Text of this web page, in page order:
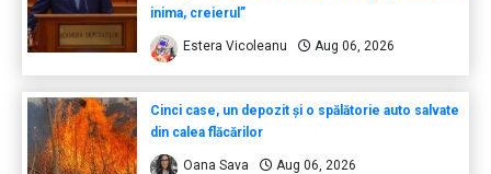
inima, creierul”
Estera Vicoleanu Aug 06, 2026
Cinci case, un depozit și o spălătorie auto salvate
din calea flăcărilor
Oana Sava Aug 06, 2026